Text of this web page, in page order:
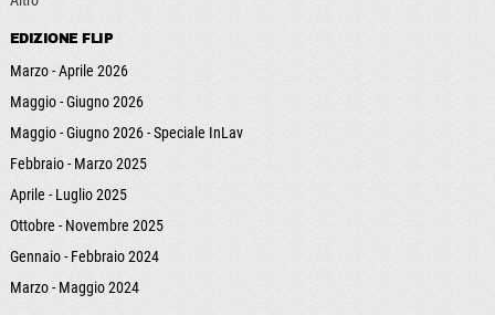
EDIZIONE FLIP
Marzo - Aprile 2026
Maggio - Giugno 2026
Maggio - Giugno 2026 - Speciale InLav
Febbraio - Marzo 2025
Aprile - Luglio 2025
Ottobre - Novembre 2025
Gennaio - Febbraio 2024
Marzo - Maggio 2024